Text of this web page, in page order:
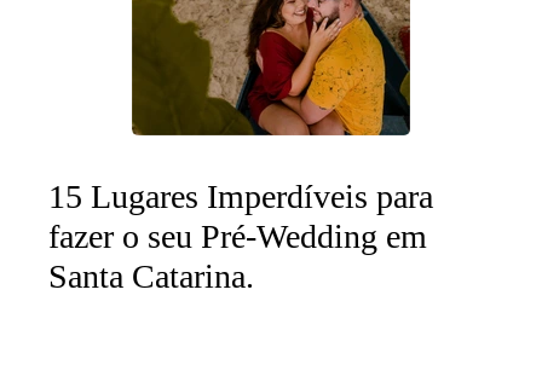
15 Lugares Imperdíveis para
fazer o seu Pré-Wedding em
Santa Catarina.